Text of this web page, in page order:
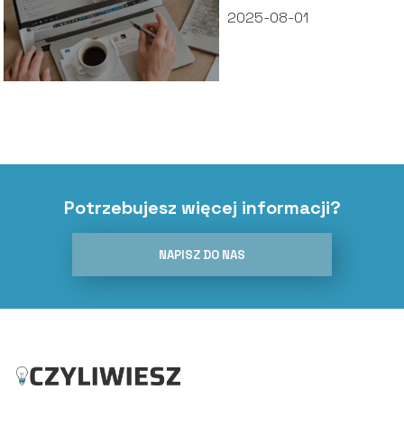
2025-08-01
Potrzebujesz więcej informacji?
NAPISZ DO NAS